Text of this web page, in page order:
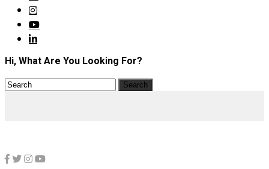
Hi, What Are You Looking For?